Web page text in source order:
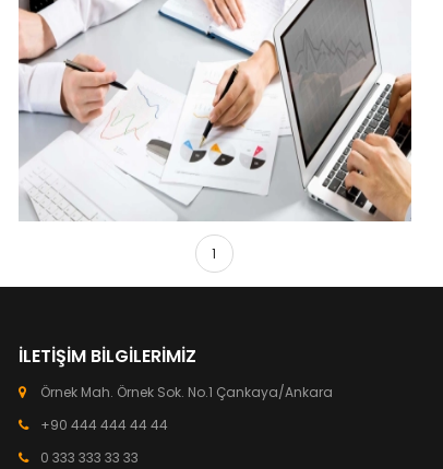
Çankaya / Ankara
1
İLETIŞIM BILGILERIMIZ
Örnek Mah. Örnek Sok. No.1 Çankaya/Ankara
+90 444 444 44 44
0 333 333 33 33